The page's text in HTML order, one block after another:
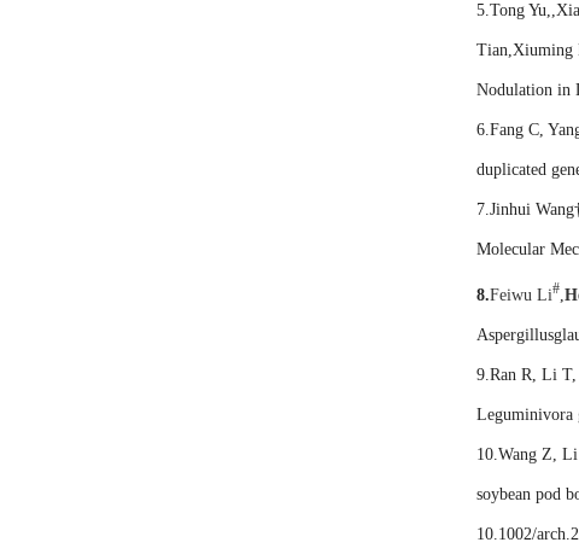
5.Tong
Tian,Xiuming
Nodulation in
6.Fang C,
duplicated
7.Jinhui
Molecular
8.Feiwu Li#
9.Ran R, Li
Leguminivora
10.Wang Z, Li
soybean pod
10.1002/